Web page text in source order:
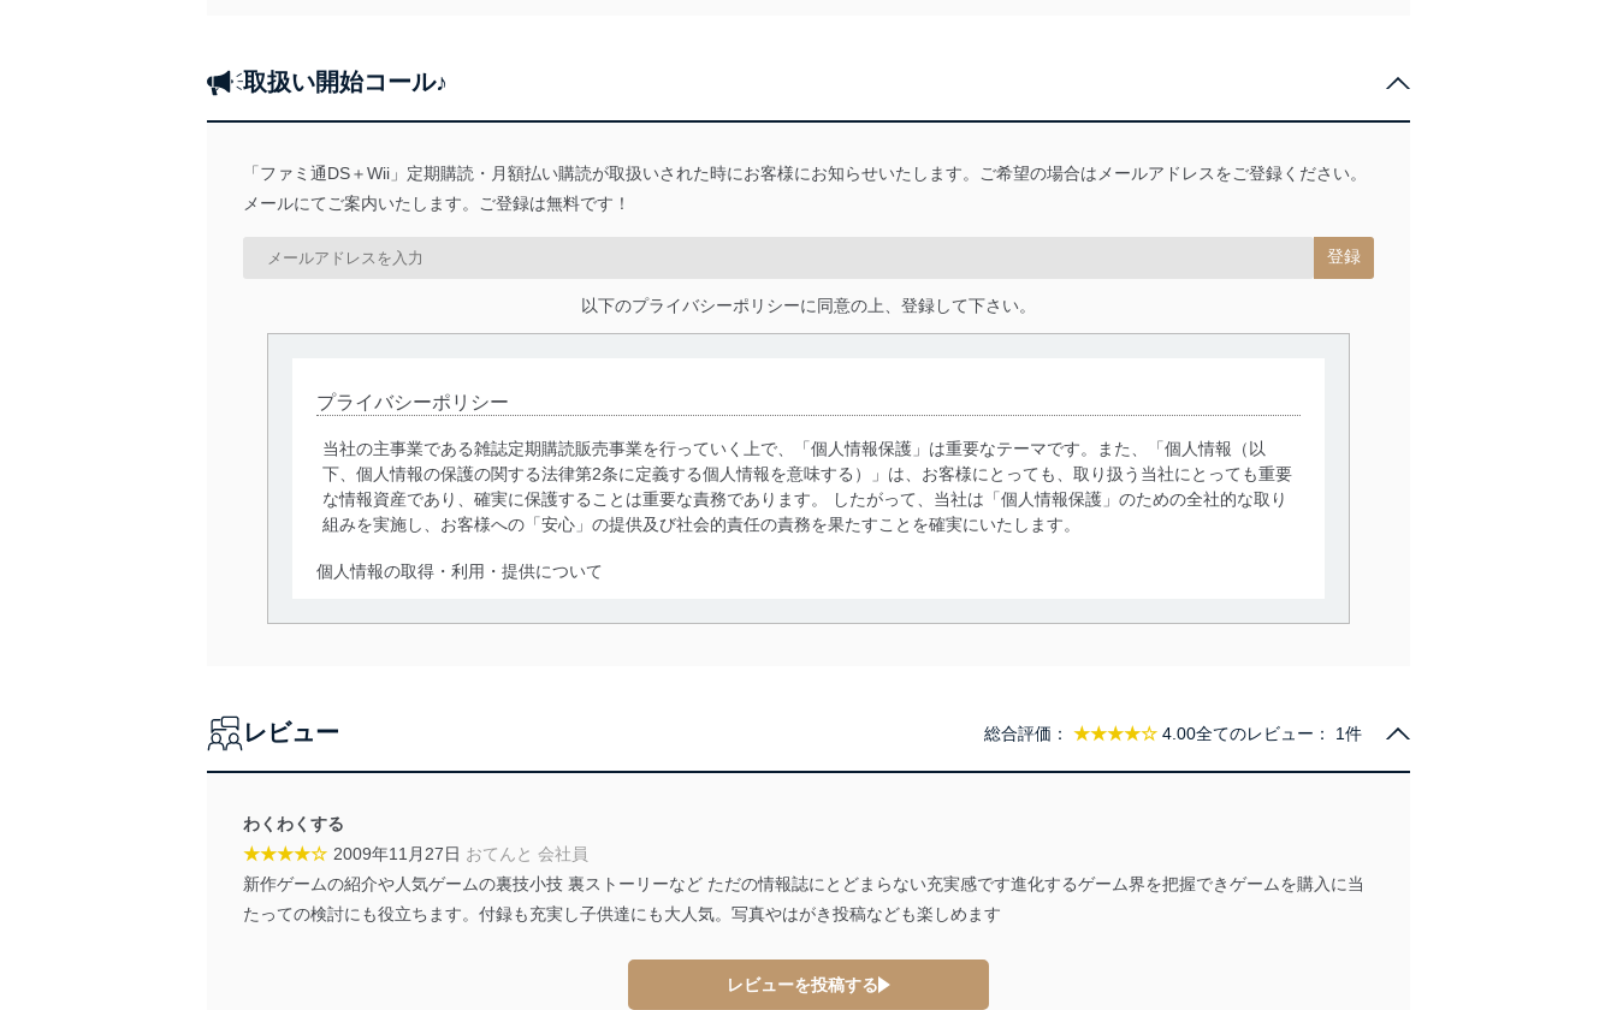
取扱い開始コール♪
「ファミ通DS＋Wii」定期購読・月額払い購読が取扱いされた時にお客様にお知らせいたします。ご希望の場合はメールアドレスをご登録ください。
メールにてご案内いたします。ご登録は無料です！
以下のプライバシーポリシーに同意の上、登録して下さい。
プライバシーポリシー
当社の主事業である雑誌定期購読販売事業を行っていく上で、「個人情報保護」は重要なテーマです。また、「個人情報（以
下、個人情報の保護の関する法律第2条に定義する個人情報を意味する）」は、お客様にとっても、取り扱う当社にとっても重要
な情報資産であり、確実に保護することは重要な責務であります。 したがって、当社は「個人情報保護」のための全社的な取り
組みを実施し、お客様への「安心」の提供及び社会的責任の責務を果たすことを確実にいたします。
個人情報の取得・利用・提供について
当社は、個人情報の取得・利用・提供に際して、その利用目的を明確にし、本人の同意を得たうえで利用目的の達成に必要な範
令及びその他の規範を常に適合させます。
個人情報の安全管理措置
当社は、個人情報の正確性及び安全性を確保するために、下記セキュリティ対策をはじめとする安全対策を実施し、個人情報の
個人データを取り扱うことのできる機器及び当該機器を取り扱う従業者を明確化し、 個人データへの不要なアクセスを防止
レビュー 総合評価： ★★★★☆ 4.00全てのレビュー： 1件
わくわくする
★★★★☆ 2009年11月27日 おてんと 会社員
新作ゲームの紹介や人気ゲームの裏技小技 裏ストーリーなど ただの情報誌にとどまらない充実感です進化するゲーム界を把握できゲームを購入に当
たっての検討にも役立ちます。付録も充実し子供達にも大人気。写真やはがき投稿なども楽しめます
レビューを投稿する